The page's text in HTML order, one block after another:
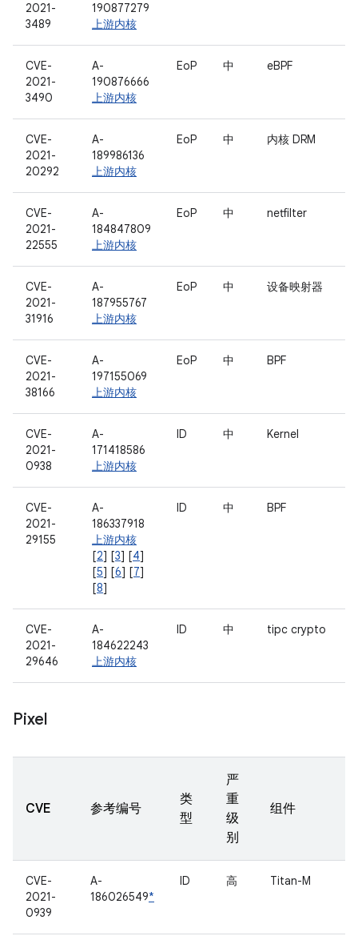
2021-
3489
190877279
上游内核
CVE-
2021-
3490
A-
190876666
上游内核
EoP 中 eBPF
CVE-
2021-
20292
A-
189986136
上游内核
EoP 中 内核 DRM
CVE-
2021-
22555
A-
184847809
上游内核
EoP 中 netfilter
CVE-
2021-
31916
A-
187955767
上游内核
EoP 中 设备映射器
CVE-
2021-
38166
A-
197155069
上游内核
EoP 中 BPF
CVE-
2021-
0938
A-
171418586
上游内核
ID 中 Kernel
CVE-
2021-
29155
A-
186337918
上游内核
[2] [3] [4]
[5] [6] [7]
[8]
ID 中 BPF
CVE-
2021-
29646
A-
184622243
上游内核
ID 中 tipc crypto
Pixel
CVE 参考编号
类
型
严
重
级
别
组件
CVE-
2021-
0939
A-
186026549*
ID 高 Titan-M